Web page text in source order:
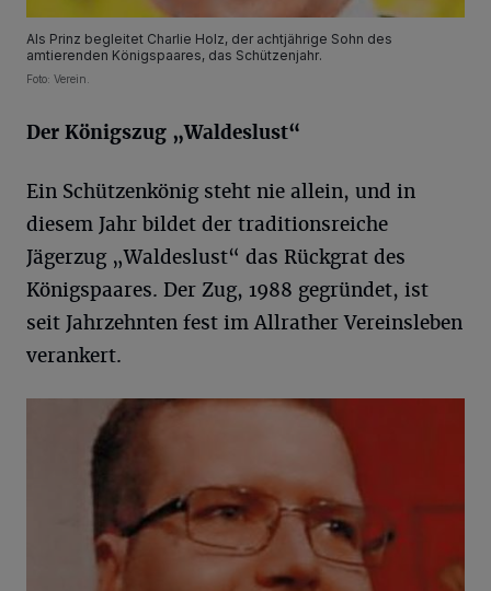
Als Prinz begleitet Charlie Holz, der achtjährige Sohn des
amtierenden Königspaares, das Schützenjahr.
Foto: Verein.
Der Königszug „Waldeslust“
Ein Schützenkönig steht nie allein, und in
diesem Jahr bildet der traditionsreiche
Jägerzug „Waldeslust“ das Rückgrat des
Königspaares. Der Zug, 1988 gegründet, ist
seit Jahrzehnten fest im Allrather Vereinsleben
verankert.